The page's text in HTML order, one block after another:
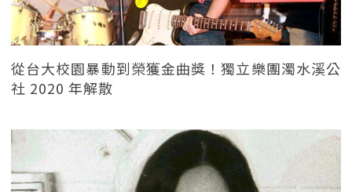
從台大校園暴動到榮獲金曲獎！獨立樂團濁水溪公
社 2020 年解散